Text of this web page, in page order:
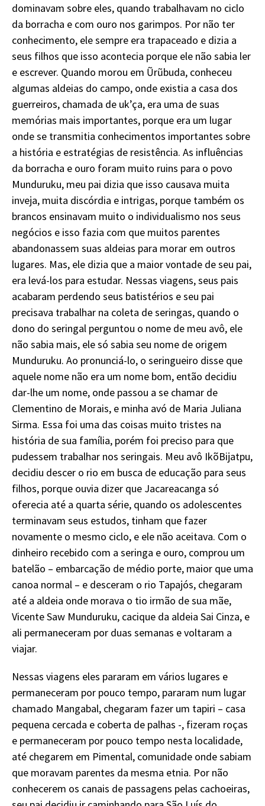
dominavam sobre eles, quando trabalhavam no ciclo
da borracha e com ouro nos garimpos. Por não ter
conhecimento, ele sempre era trapaceado e dizia a
seus filhos que isso acontecia porque ele não sabia ler
e escrever. Quando morou em Ũrũbuda, conheceu
algumas aldeias do campo, onde existia a casa dos
guerreiros, chamada de uk’ça, era uma de suas
memórias mais importantes, porque era um lugar
onde se transmitia conhecimentos importantes sobre
a história e estratégias de resistência. As influências
da borracha e ouro foram muito ruins para o povo
Munduruku, meu pai dizia que isso causava muita
inveja, muita discórdia e intrigas, porque também os
brancos ensinavam muito o individualismo nos seus
negócios e isso fazia com que muitos parentes
abandonassem suas aldeias para morar em outros
lugares. Mas, ele dizia que a maior vontade de seu pai,
era levá-los para estudar. Nessas viagens, seus pais
acabaram perdendo seus batistérios e seu pai
precisava trabalhar na coleta de seringas, quando o
dono do seringal perguntou o nome de meu avô, ele
não sabia mais, ele só sabia seu nome de origem
Munduruku. Ao pronunciá-lo, o seringueiro disse que
aquele nome não era um nome bom, então decidiu
dar-lhe um nome, onde passou a se chamar de
Clementino de Morais, e minha avó de Maria Juliana
Sirma. Essa foi uma das coisas muito tristes na
história de sua família, porém foi preciso para que
pudessem trabalhar nos seringais. Meu avô IkõBijatpu,
decidiu descer o rio em busca de educação para seus
filhos, porque ouvia dizer que Jacareacanga só
oferecia até a quarta série, quando os adolescentes
terminavam seus estudos, tinham que fazer
novamente o mesmo ciclo, e ele não aceitava. Com o
dinheiro recebido com a seringa e ouro, comprou um
batelão – embarcação de médio porte, maior que uma
canoa normal – e desceram o rio Tapajós, chegaram
até a aldeia onde morava o tio irmão de sua mãe,
Vicente Saw Munduruku, cacique da aldeia Sai Cinza, e
ali permaneceram por duas semanas e voltaram a
viajar.
Nessas viagens eles pararam em vários lugares e
permaneceram por pouco tempo, pararam num lugar
chamado Mangabal, chegaram fazer um tapiri – casa
pequena cercada e coberta de palhas -, fizeram roças
e permaneceram por pouco tempo nesta localidade,
até chegarem em Pimental, comunidade onde sabiam
que moravam parentes da mesma etnia. Por não
conhecerem os canais de passagens pelas cachoeiras,